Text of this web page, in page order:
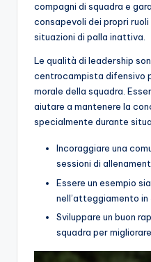
compagni di squadra e
consapevoli dei propri
situazioni di palla inattiva.
Le qualità di leadership
centrocampista difensivo
morale della squadra.
aiutare a mantenere la
specialmente durante
Incoraggiare una
sessioni di
Essere un esempio
nell’atteggiamento in
Sviluppare un buon
squadra per